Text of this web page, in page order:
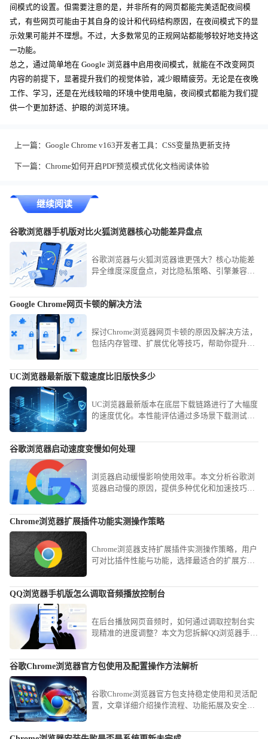
间模式的设置。但需要注意的是，并非所有的网页都能完美适配夜间模
式，有些网页可能由于其自身的设计和代码结构原因，在夜间模式下的显
示效果可能并不理想。不过，大多数常见的正规网站都能够较好地支持这
一功能。
总之，通过简单地在 Google 浏览器中启用夜间模式，就能在不改变网页
内容的前提下，显著提升我们的视觉体验，减少眼睛疲劳。无论是在夜晚
工作、学习，还是在光线较暗的环境中使用电脑，夜间模式都能为我们提
供一个更加舒适、护眼的浏览环境。
上一篇： Google Chrome v163开发者工具：CSS变量热更新支持
下一篇： Chrome如何开启PDF预览模式优化文档阅读体验
继续阅读
谷歌浏览器手机版对比火狐浏览器核心功能差异盘点
谷歌浏览器与火狐浏览器谁更强大？核心功能差
异全维度深度盘点，对比隐私策略、引擎兼容性
Google Chrome网页卡顿的解决方法
探讨Chrome浏览器网页卡顿的原因及解决方法，
包括内存管理、扩展优化等技巧，帮助你提升浏
UC浏览器最新版下载速度比旧版快多少
UC浏览器最新版本在底层下载链路进行了大幅度
的速度优化。本性能评估通过多场景下载测试，
您的文件获取等待时间。
谷歌浏览器启动速度变慢如何处理
浏览器启动缓慢影响使用效率。本文分析谷歌浏
览器启动慢的原因，提供多种优化和加速技巧，
Chrome浏览器扩展插件功能实测操作策略
Chrome浏览器支持扩展插件实测操作策略，用户
可对比插件性能与功能，选择最适合的扩展方
QQ浏览器手机版怎么调取音频播放控制台
在后台播放网页音频时，如何通过调取控制台实
现精准的进度调整？本文为您拆解QQ浏览器手机
谷歌Chrome浏览器官方包使用及配置操作方法解析
谷歌Chrome浏览器官方包支持稳定使用和灵活配
置，文章详细介绍操作流程、功能拓展及安全设